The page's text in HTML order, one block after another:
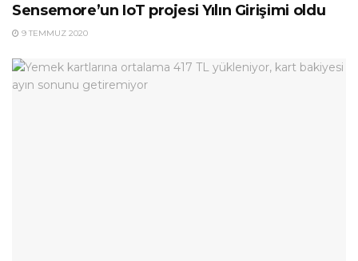
Sensemore’un IoT projesi Yılın Girişimi oldu
9 TEMMUZ 2020